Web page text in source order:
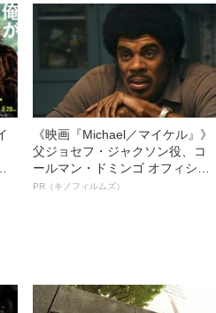
《映画『Michael／マイケル』》
父ジョセフ・ジャクソン役、コ
ールマン・ドミンゴ オフィシャ
ルインタビュー“観客を魅了した
PR（キノフィルムズ）